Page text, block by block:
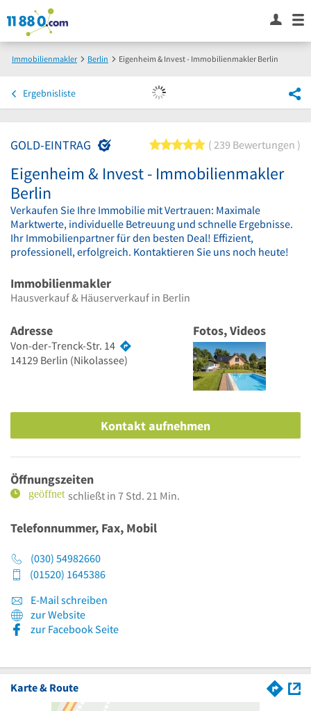
Immobilienmakler Berlin Eigenheim & Invest - Immobilienmakler Berlin
Ergebnisliste
GOLD-EINTRAG 5 von 5 Sternen
239 Bewertungen
Eigenheim & Invest - Immobilienmakler
Berlin
Verkaufen Sie Ihre Immobilie mit Vertrauen: Maximale
Marktwerte, individuelle Betreuung und schnelle Ergebnisse.
Ihr Immobilienpartner für den besten Deal! Effizient,
professionell, erfolgreich. Kontaktieren Sie uns noch heute!
Immobilienmakler
Hausverkauf & Häuserverkauf in Berlin
Adresse
Von-der-Trenck-Str. 14
14129 Berlin (Nikolassee)
Fotos, Videos
Kontakt aufnehmen
Öffnungszeiten
schließt in 7 Std. 21 Min.
Telefonnummer, Fax, Mobil
(030) 54982660
(01520) 1645386
E-Mail schreiben
zur Website
zur Facebook Seite
Karte & Route